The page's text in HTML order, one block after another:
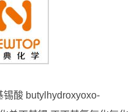
酸 butylhydroxyoxo-